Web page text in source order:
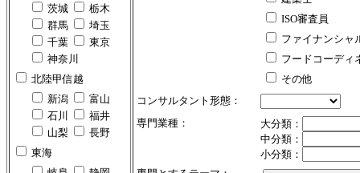
茨城
栃木
群馬
埼玉
千葉
東京
神奈川
北陸甲信越
新潟
富山
石川
福井
山梨
長野
東海
ISO審査員
ファイナンシャ
フードコーディ
その他
コンサルタント形態：
専門業種：
大分類：
中分類：
小分類：